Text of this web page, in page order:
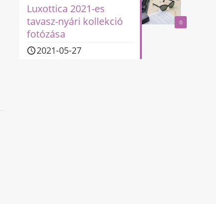
0
Luxottica 2021-es
tavasz-nyári kollekció
fotózása
2021-05-27